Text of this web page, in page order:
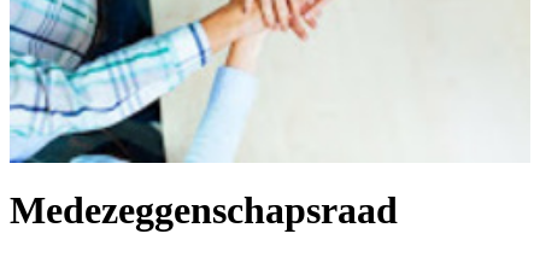
Medezeggenschapsraad